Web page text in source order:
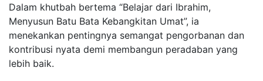
Dalam khutbah bertema “Belajar dari Ibrahim,
Menyusun Batu Bata Kebangkitan Umat”, ia
menekankan pentingnya semangat pengorbanan dan
kontribusi nyata demi membangun peradaban yang
lebih baik.